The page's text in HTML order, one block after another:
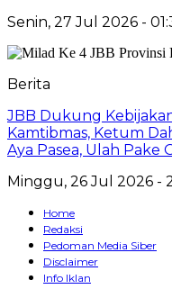
Senin, 27 Jul 2026 -
Berita
JBB Dukung
Kamtibmas, Ketum
Aya Pasea, Ulah
Minggu, 26 Jul 2026 -
Home
Redaksi
Pedoman Media Siber
Disclaimer
Info Iklan